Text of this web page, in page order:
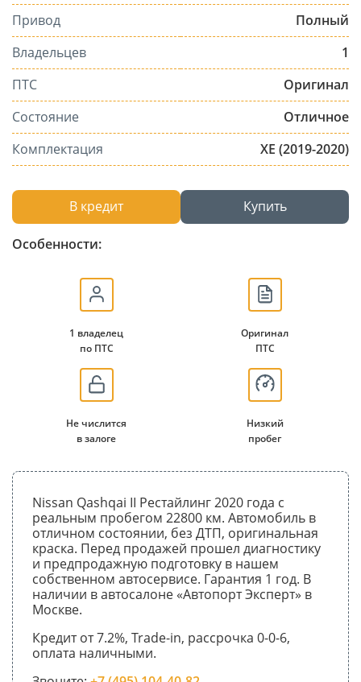
Привод
Полный
Владельцев
1
ПТС
Оригинал
Состояние
Отличное
Комплектация
XE (2019-2020)
В кредит Купить
Особенности:
1 владелец
по ПТС
Оригинал
ПТС
Не числится
в залоге
Низкий
пробег
Nissan Qashqai II Рестайлинг 2020 года с
реальным пробегом 22800 км. Автомобиль в
отличном состоянии, без ДТП, оригинальная
краска. Перед продажей прошел диагностику
и предпродажную подготовку в нашем
собственном автосервисе. Гарантия 1 год. В
наличии в автосалоне «Автопорт Эксперт» в
Москве.
Кредит от 7.2%, Trade-in, рассрочка 0-0-6,
оплата наличными.